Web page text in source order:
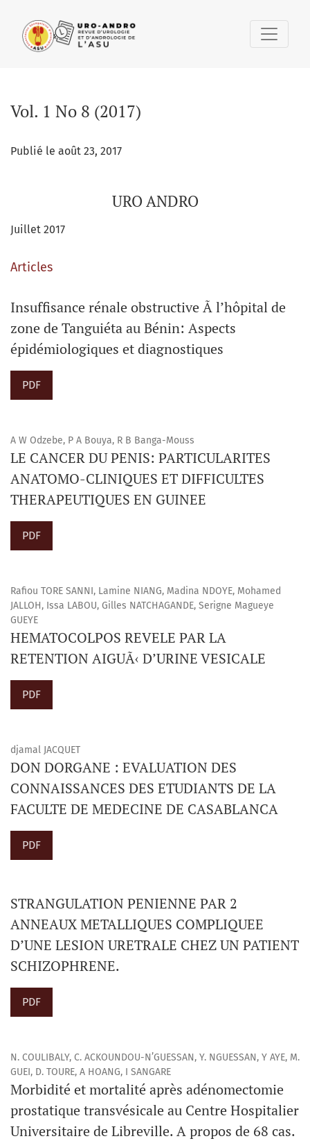
Vol. 1 No 8 (2017)
Publié le août 23, 2017
URO ANDRO
Juillet 2017
Articles
Insuffisance rénale obstructive Ã l’hôpital de
zone de Tanguiéta au Bénin: Aspects
épidémiologiques et diagnostiques
PDF
A W Odzebe, P A Bouya, R B Banga-Mouss
LE CANCER DU PENIS: PARTICULARITES
ANATOMO-CLINIQUES ET DIFFICULTES
THERAPEUTIQUES EN GUINEE
PDF
Rafiou TORE SANNI, Lamine NIANG, Madina NDOYE, Mohamed
JALLOH, Issa LABOU, Gilles NATCHAGANDE, Serigne Magueye
GUEYE
HEMATOCOLPOS REVELE PAR LA
RETENTION AIGUÃ‹ D’URINE VESICALE
PDF
djamal JACQUET
DON DORGANE : EVALUATION DES
CONNAISSANCES DES ETUDIANTS DE LA
FACULTE DE MEDECINE DE CASABLANCA
PDF
STRANGULATION PENIENNE PAR 2
ANNEAUX METALLIQUES COMPLIQUEE
D’UNE LESION URETRALE CHEZ UN PATIENT
SCHIZOPHRENE.
PDF
N. COULIBALY, C. ACKOUNDOU-N’GUESSAN, Y. NGUESSAN, Y AYE, M.
GUEI, D. TOURE, A HOANG, I SANGARE
Morbidité et mortalité après adénomectomie
prostatique transvésicale au Centre Hospitalier
Universitaire de Libreville. A propos de 68 cas.